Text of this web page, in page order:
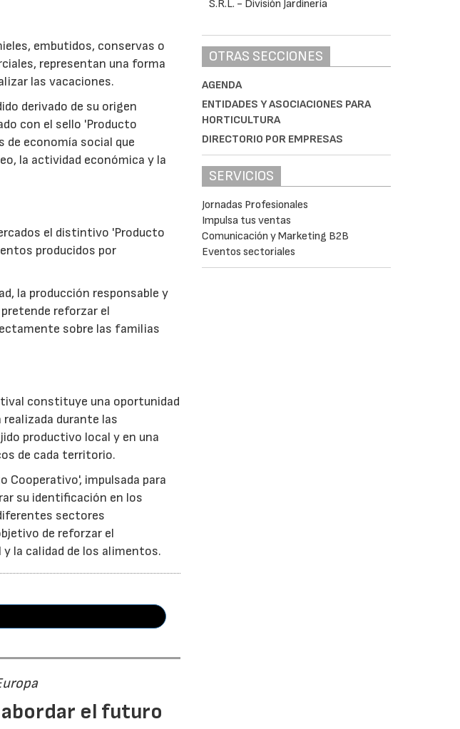
embutidos, conservas o
representan una forma
las vacaciones.
derivado de su origen
con el sello 'Producto
de economía social que
la actividad económica y la
el distintivo 'Producto
producidos por
la producción responsable y
reforzar el
sobre las familias
constituye una oportunidad
durante las
productivo local y en una
de cada territorio.
Cooperativo', impulsada para
su identificación en los
sectores
de reforzar el
la calidad de los alimentos.
abordar el futuro
OTRAS SECCIONES
AGENDA
ENTIDADES Y ASOCIACIONES PARA
HORTICULTURA
DIRECTORIO POR EMPRESAS
SERVICIOS
Jornadas Profesionales
Impulsa tus ventas
Comunicación y Marketing B2B
Eventos sectoriales